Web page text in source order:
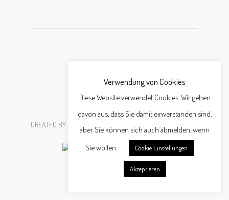
CREATED BYSCHÄFER WERBEAGENTUR GMBH
Verwendung von Cookies
Diese Website verwendet Cookies. Wir gehen
davon aus, dass Sie damit einverstanden sind,
aber Sie können sich auch abmelden, wenn
Sie wollen.
Cookie Einstellungen
Akzeptieren